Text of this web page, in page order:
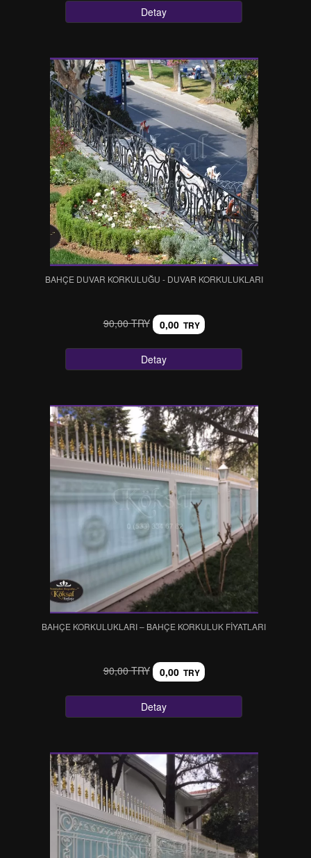
Detay
BAHÇE DUVAR KORKULUĞU - DUVAR KORKULUKLARI
90,00 TRY 0,00 TRY
Detay
BAHÇE KORKULUKLARI – BAHÇE KORKULUK FİYATLARI
90,00 TRY 0,00 TRY
Detay